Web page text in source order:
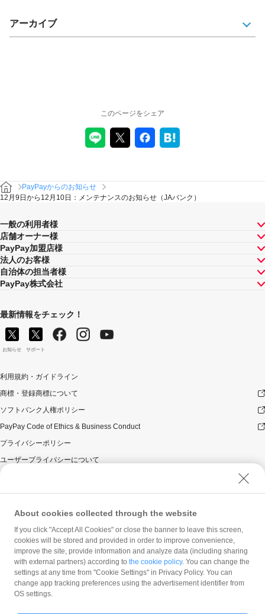
アーカイブ
このページをシェア
PayPayからのお知らせ
12月9日から12月10日：メンテナンスのお知らせ（JAバンク）
一般の利用者様
店舗オーナー様
PayPay加盟店様
法人のお客様
自治体の担当者様
PayPay株式会社
最新情報をチェック！
お知らせ サポート
利用規約・ガイドライン
商標・登録商標について
ソフトバンク人権ポリシー
PayPay Code of Ethics & Business Conduct
プライバシーポリシー
ユーザープライバシーについて
ウェブサイト利用規約
反社会的勢力に対する方針
勧誘方針
マネロン等基本方針
カスタマーハラスメントに関する当社の考え方
About cookies collected through the website
If you click "Accept All Cookies" or close the banner to leave this screen,
cookies will be stored and provided in order to improve convenience,
improve the site, provide information and analyze data (including sharing
with external partners) according to the cookie policy. You can change the
settings at any time from "Cookie Settings" in Privacy Policy. You can
change app tracking preferences using the advertisement identifier from
OS settings.